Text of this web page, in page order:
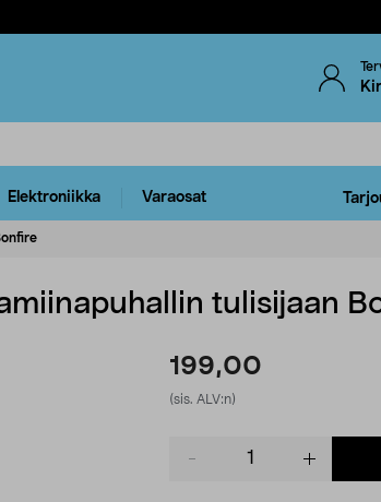
Elektroniikka Varaosat
tulisijaan
199,00
(sis. ALV:n)